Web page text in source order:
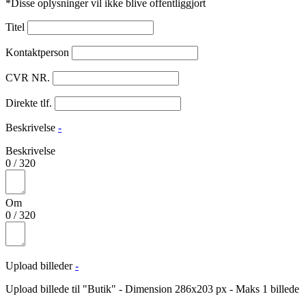
*Disse oplysninger vil ikke blive offentliggjort
Titel
Kontaktperson
CVR NR.
Direkte tlf.
Beskrivelse -
Beskrivelse
0 /320
Om
0 /320
Upload billeder -
Upload billede til "Butik" - Dimension 286x203 px - Maks 1 billede